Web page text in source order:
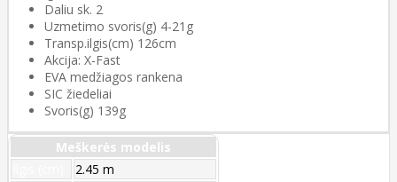
Daliu sk. 2
Uzmetimo svoris(g) 4-21g
Transp.ilgis(cm) 126cm
Akcija: X-Fast
EVA medžiagos rankena
SIC žiedeliai
Svoris(g) 139g
Meškerės modelis
2.45 m